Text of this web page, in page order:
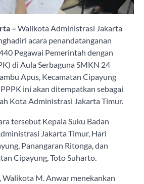
– Walikota Administrasi Jakarta
acara penandatanganan
Pegawai Pemerintah dengan
di Aula Serbaguna SMKN 24
Apus, Kecamatan Cipayung
ini akan ditempatkan sebagai
Kota Administrasi Jakarta Timur.
tersebut Kepala Suku Badan
Jakarta Timur, Hari
Panangaran Ritonga, dan
Cipayung, Toto Suharto.
Walikota M. Anwar menekankan